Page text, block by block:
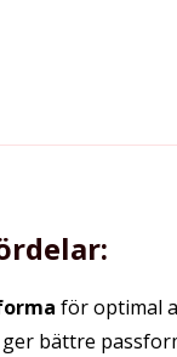
för optimal
ger bättre